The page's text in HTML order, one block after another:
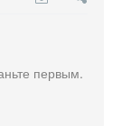
первым.